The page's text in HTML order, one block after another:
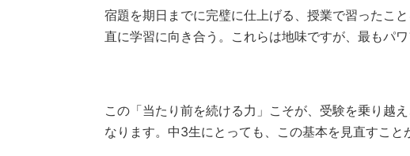
宿題を期日までに完璧に仕上げる、授業で習ったこ
直に学習に向き合う。これらは地味ですが、最もパワ
この「当たり前を続ける力」こそが、受験を乗り越
なります。中3生にとっても、この基本を見直すこと